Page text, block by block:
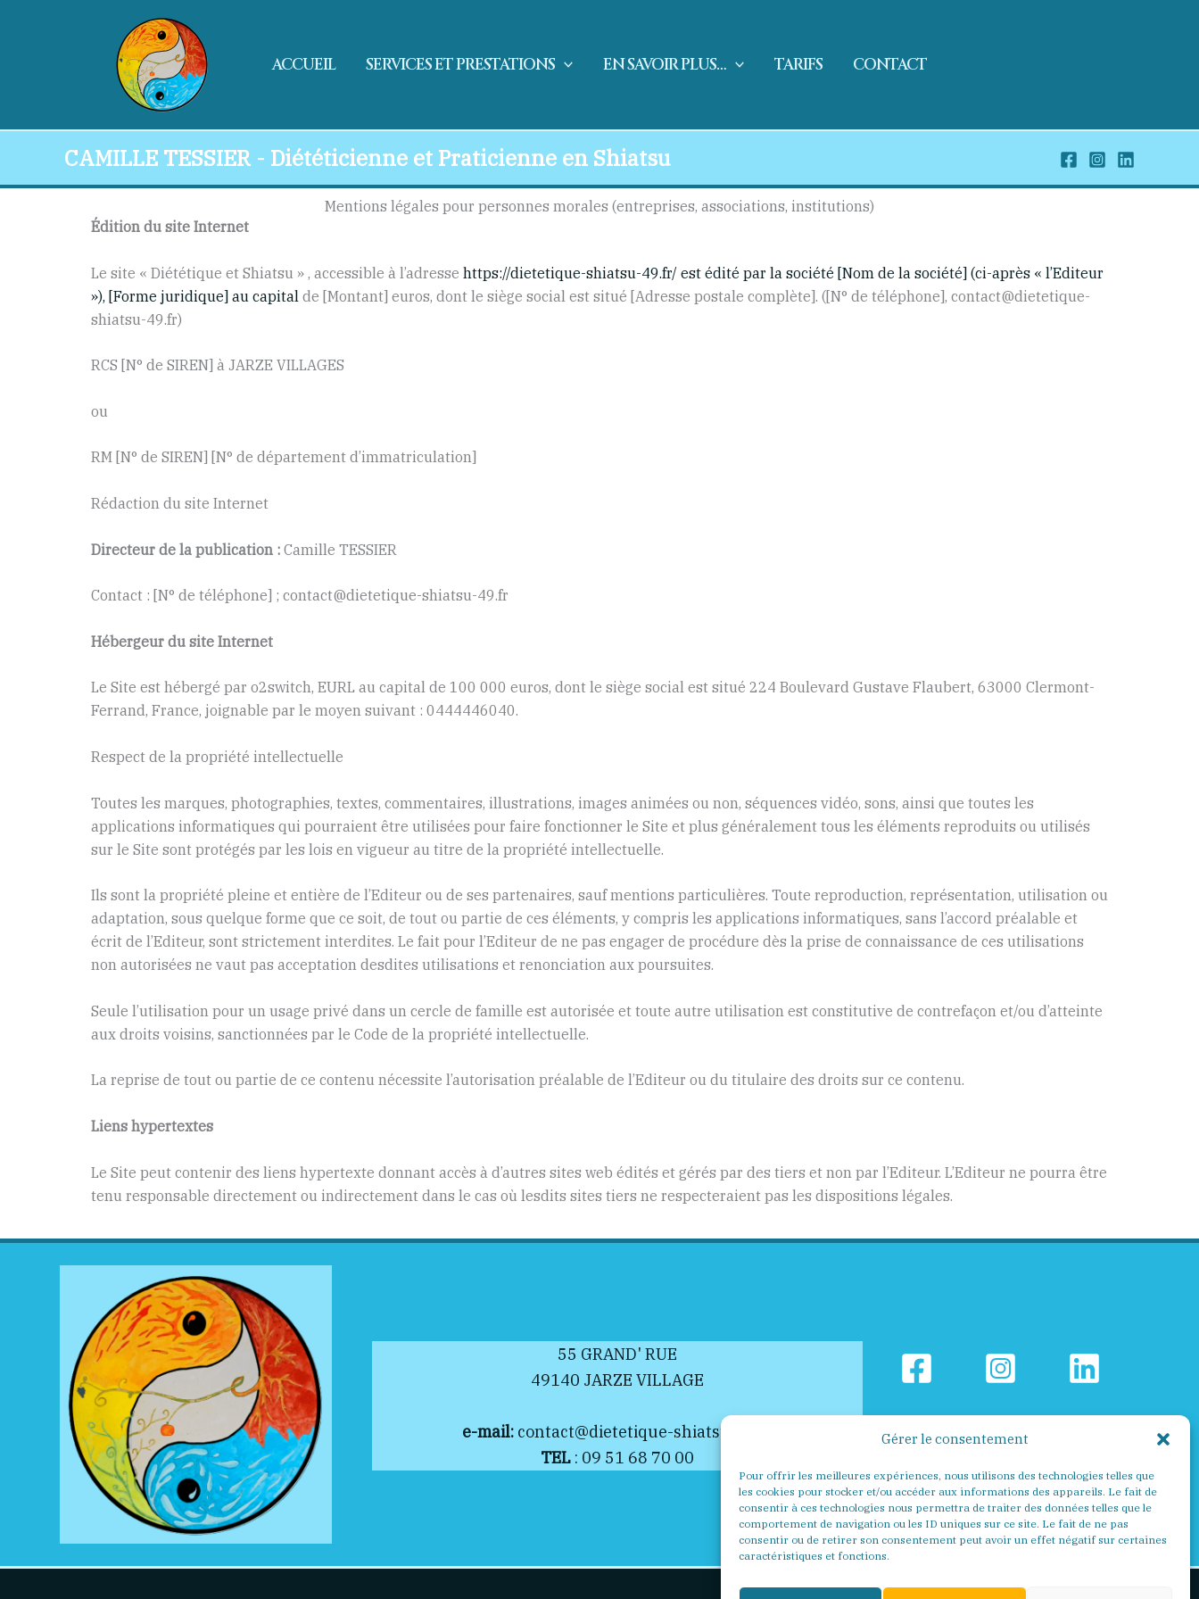
Gérer le consentement
Pour offrir les meilleures expériences, nous utilisons des technologies telles que
les cookies pour stocker et/ou accéder aux informations des appareils. Le fait de
consentir à ces technologies nous permettra de traiter des données telles que le
comportement de navigation ou les ID uniques sur ce site. Le fait de ne pas
consentir ou de retirer son consentement peut avoir un effet négatif sur certaines
caractéristiques et fonctions.
ACCUEIL SERVICES ET PRESTATIONS EN SAVOIR PLUS… TARIFS CONTACT
CAMILLE TESSIER - Diététicienne et Praticienne en Shiatsu
Mentions légales pour personnes morales (entreprises, associations, institutions)
Édition du site Internet
Le site « Diététique et Shiatsu » , accessible à l’adresse https://dietetique-shiatsu-49.fr/ est édité par la société [Nom de la société] (ci-après « l’Editeur
»), [Forme juridique] au capital de [Montant] euros, dont le siège social est situé [Adresse postale complète]. ([N° de téléphone], contact@dietetique-
shiatsu-49.fr)
RCS [N° de SIREN] à JARZE VILLAGES
ou
RM [N° de SIREN] [N° de département d’immatriculation]
Rédaction du site Internet
Directeur de la publication : Camille TESSIER
Contact : [N° de téléphone] ; contact@dietetique-shiatsu-49.fr
Hébergeur du site Internet
Le Site est hébergé par o2switch, EURL au capital de 100 000 euros, dont le siège social est situé 224 Boulevard Gustave Flaubert, 63000 Clermont-
Ferrand, France, joignable par le moyen suivant : 0444446040.
Respect de la propriété intellectuelle
Toutes les marques, photographies, textes, commentaires, illustrations, images animées ou non, séquences vidéo, sons, ainsi que toutes les
applications informatiques qui pourraient être utilisées pour faire fonctionner le Site et plus généralement tous les éléments reproduits ou utilisés
sur le Site sont protégés par les lois en vigueur au titre de la propriété intellectuelle.
Ils sont la propriété pleine et entière de l’Editeur ou de ses partenaires, sauf mentions particulières. Toute reproduction, représentation, utilisation ou
adaptation, sous quelque forme que ce soit, de tout ou partie de ces éléments, y compris les applications informatiques, sans l’accord préalable et
écrit de l’Editeur, sont strictement interdites. Le fait pour l’Editeur de ne pas engager de procédure dès la prise de connaissance de ces utilisations
non autorisées ne vaut pas acceptation desdites utilisations et renonciation aux poursuites.
Seule l’utilisation pour un usage privé dans un cercle de famille est autorisée et toute autre utilisation est constitutive de contrefaçon et/ou d’atteinte
aux droits voisins, sanctionnées par le Code de la propriété intellectuelle.
La reprise de tout ou partie de ce contenu nécessite l’autorisation préalable de l’Editeur ou du titulaire des droits sur ce contenu.
Liens hypertextes
Le Site peut contenir des liens hypertexte donnant accès à d’autres sites web édités et gérés par des tiers et non par l’Editeur. L’Editeur ne pourra être
tenu responsable directement ou indirectement dans le cas où lesdits sites tiers ne respecteraient pas les dispositions légales.
55 GRAND' RUE
49140 JARZE VILLAGE
e-mail: contact@dietetique-shiatsu-49.fr
TEL : 09 51 68 70 00